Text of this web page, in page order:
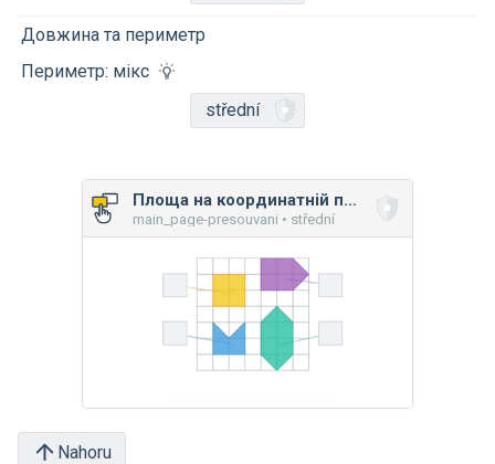
Довжина та периметр
Периметр: мікс
střední
Площа на координатній площині: мікс
main_page-presouvani • střední
Nahoru